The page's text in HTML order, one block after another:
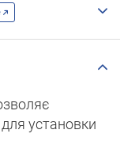
установки